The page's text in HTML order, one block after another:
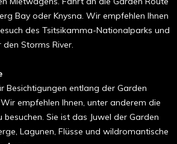
Bay oder Knysna. Wir empfeh­len Ihnen
des Tsitsikamma-Nationalparks und
Storms River.
Besichtigungen entlang der Garden
empfehlen Ihnen, unter anderem die
besu­chen. Sie ist das Juwel der Garden
Lagunen, Flüsse und wildromantische